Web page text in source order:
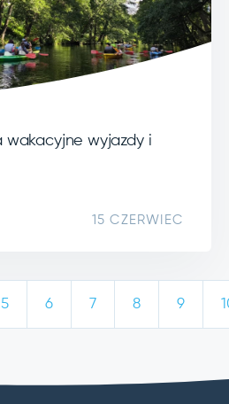
wakacyjne wyjazdy i
15 CZERWIEC
5 6 7 8 9